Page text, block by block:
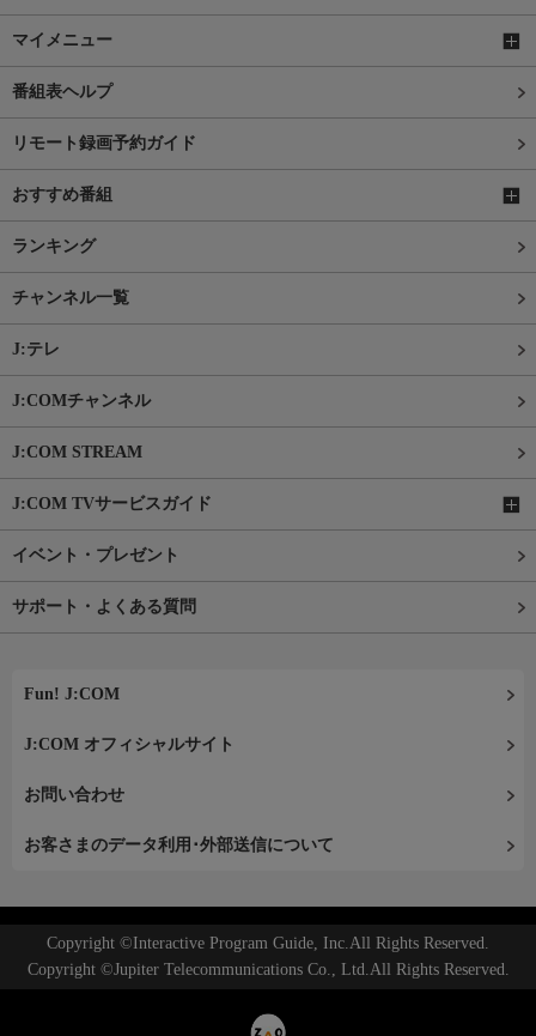
マイメニュー
番組表ヘルプ
リモート録画予約ガイド
おすすめ番組
ランキング
チャンネル一覧
J:テレ
J:COMチャンネル
J:COM STREAM
J:COM TVサービスガイド
イベント・プレゼント
サポート・よくある質問
Fun! J:COM
J:COM オフィシャルサイト
お問い合わせ
お客さまのデータ利用･外部送信について
Copyright ©Interactive Program Guide, Inc.All Rights Reserved.
Copyright ©Jupiter Telecommunications Co., Ltd.All Rights Reserved.